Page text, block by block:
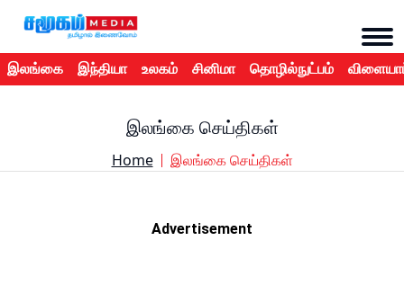
இலங்கை இந்தியா உலகம் சினிமா தொழில்நுட்பம்
இலங்கை செய்திகள்
Home இலங்கை செய்திகள்
Advertisement